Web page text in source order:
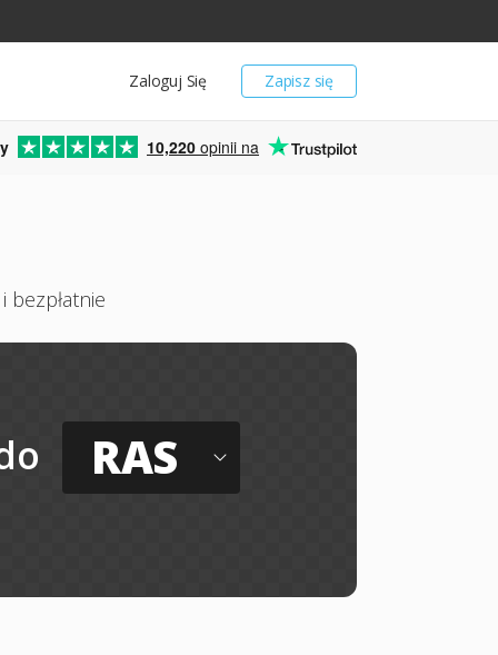
Zapisz się
Zaloguj Się
10,220 opinii na
RAS